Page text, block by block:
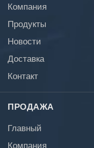
Компания
Продукты
Новости
Доставка
Контакт
ПРОДАЖА
Главный
Компания